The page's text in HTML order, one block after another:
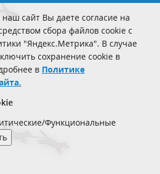
сайт Вы даете согласие на
сбора файлов cookie с
"Яндекс.Метрика". В случае
сохранение cookie в
в Политике
Функциональные